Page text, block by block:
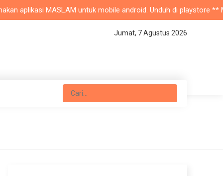
MASLAM untuk mobile android. Unduh di playstore **
Jumat, 7 Agustus 2026